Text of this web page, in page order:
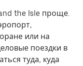
the Isle проще.
или на
поездки в
туда, куда